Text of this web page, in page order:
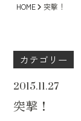
HOME 突撃！
カテゴリー
2015.11.27
突撃！